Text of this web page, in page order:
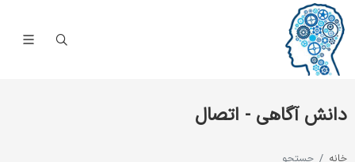
دانش آگاهی - اتصال
خانه جستجو